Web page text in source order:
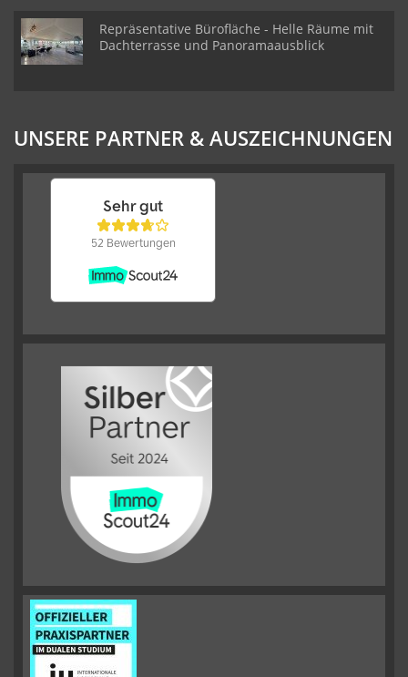
Repräsentative Bürofläche - Helle Räume mit
Dachterrasse und Panoramaausblick
UNSERE PARTNER & AUSZEICHNUNGEN